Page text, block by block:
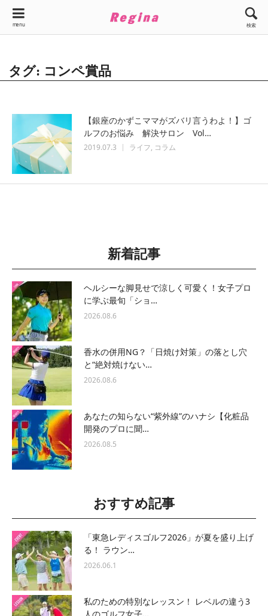
menu 検索
タグ: コンペ賞品
【銀座のかずこママがズバリ言うわよ！】ゴ
ルフのお悩み 解決サロン Vol…
2019.07.3 ライフ コラム
新着記事
ヘルシーな脚見せで涼しく可愛く！女子プロ
に学ぶ最旬「ショ…
2026.08.6
香水の併用NG？「日焼け対策」の落とし穴
と“絶対焼けない…
2026.08.6
あなたの知らない“紫外線”のハナシ【化粧品
開発のプロに聞…
2026.08.5
おすすめ記事
「東急レディスゴルフ2026」が夏を盛り上げ
る！ ラウン…
2026.06.1
私のための特別なレッスン！ レベルの違う3